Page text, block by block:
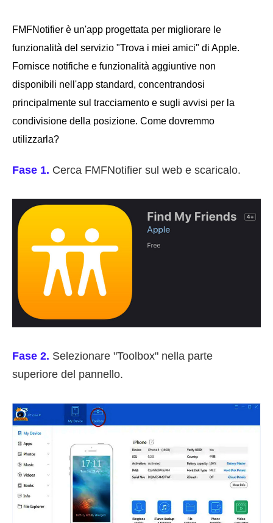
FMFNotifier è un'app progettata per migliorare le
funzionalità del servizio "Trova i miei amici" di Apple.
Fornisce notifiche e funzionalità aggiuntive non
disponibili nell'app standard, concentrandosi
principalmente sul tracciamento e sugli avvisi per la
condivisione della posizione. Come dovremmo
utilizzarla?
Fase 1. Cerca FMFNotifier sul web e scaricalo.
Fase 2. Selezionare "Toolbox" nella parte
superiore del pannello.